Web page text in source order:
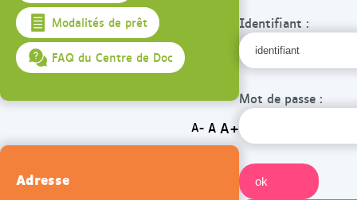
Identifiant :
Mot de passe :
Modalités de prêt
FAQ du Centre de Doc
A- A A+
Adresse